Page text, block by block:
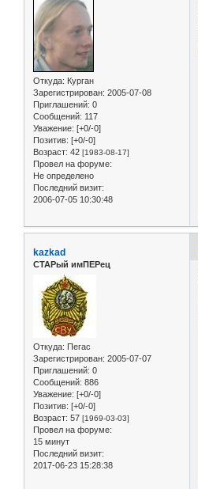
Откуда: Курган
Зарегистрирован: 2005-07-08
Приглашений: 0
Сообщений: 117
Уважение: [+0/-0]
Позитив: [+0/-0]
Возраст: 42 [1983-08-17]
Провел на форуме:
Не определено
Последний визит:
2006-07-05 10:30:48
kazkad
СТАРый имПЕРец
Откуда: Пегас
Зарегистрирован: 2005-07-07
Приглашений: 0
Сообщений: 886
Уважение: [+0/-0]
Позитив: [+0/-0]
Возраст: 57 [1969-03-03]
Провел на форуме:
15 минут
Последний визит:
2017-06-23 15:28:38